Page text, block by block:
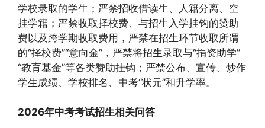
学校录取的学生；严禁招收借读生、人籍分离、空
挂学籍；严禁收取择校费、与招生入学挂钩的赞助
费以及跨学期收取费用，严禁在招生环节收取所谓
的“择校费”“意向金”，严禁将招生录取与“捐资助学”
“教育基金”等各类赞助挂钩；严禁公布、宣传、炒作
学生成绩、学校排名、中考“状元”和升学率。
2026年中考考试招生相关问答